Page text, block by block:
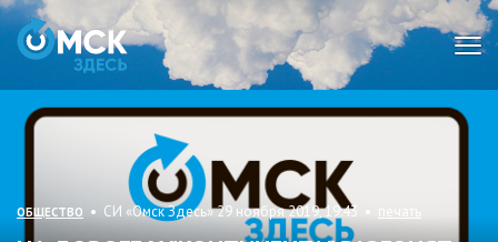
ОБЩЕСТВО • СИ «Омск Здесь» 29 ноября 2019, 19:43 • печать